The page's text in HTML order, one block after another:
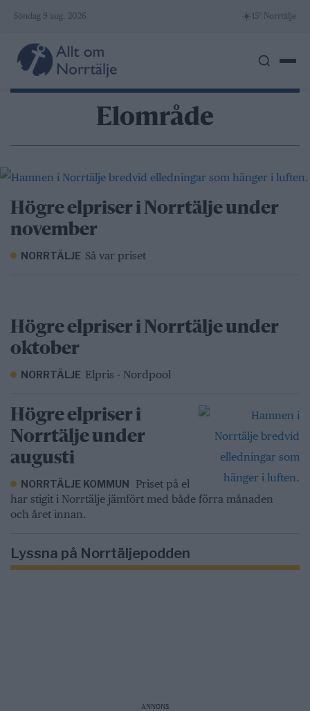
Skip
content
Söndag 9 aug. 2026 ☀️ 15° Norrtälje
Elområde
Högre elpriser i Norrtälje under
november
NORRTÄLJE Så var priset
Högre elpriser i Norrtälje under
oktober
NORRTÄLJE Elpris - Nordpool
Högre elpriser i
Norrtälje under
augusti
NORRTÄLJE KOMMUN
Priset på el
har stigit i Norrtälje jämfört med både förra månaden
och året innan.
Lyssna på Norrtäljepodden
ANNONS